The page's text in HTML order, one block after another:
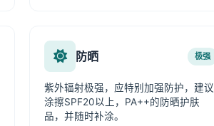
防晒 极强
紫外辐射极强，应特别加强防护，建议
涂擦SPF20以上，PA++的防晒护肤
品，并随时补涂。